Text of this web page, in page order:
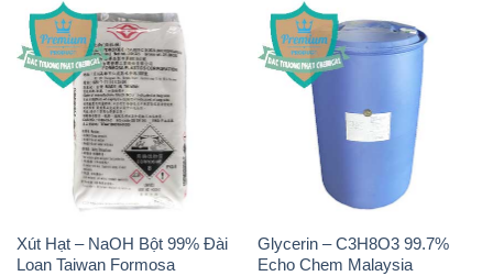
Xút Hạt – NaOH Bột 99% Đài
Loan Taiwan Formosa
Glycerin – C3H8O3 99.7%
Echo Chem Malaysia